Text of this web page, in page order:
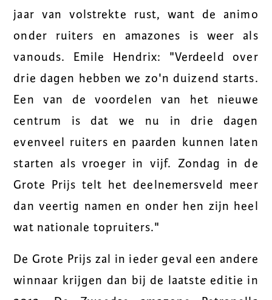
jaar van volstrekte rust, want de animo
onder ruiters en amazones is weer als
vanouds. Emile Hendrix: "Verdeeld over
drie dagen hebben we zo'n duizend starts.
Een van de voordelen van het nieuwe
centrum is dat we nu in drie dagen
evenveel ruiters en paarden kunnen laten
starten als vroeger in vijf. Zondag in de
Grote Prijs telt het deelnemersveld meer
dan veertig namen en onder hen zijn heel
wat nationale topruiters."
De Grote Prijs zal in ieder geval een andere
winnaar krijgen dan bij de laatste editie in